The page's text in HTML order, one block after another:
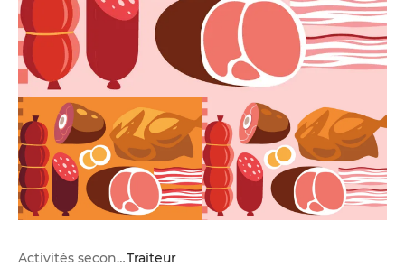
Activités secondairesTraiteur